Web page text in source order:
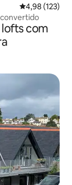
4,98 de uma
4,98 (123)
com